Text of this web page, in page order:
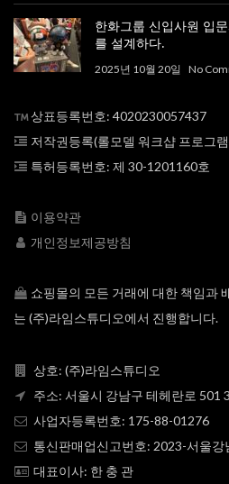
한화그룹 신입사원 입
를 설계하다.
2025년 10월 20일 No
상표등록번호: 4020230057437
저작권등록(롤모델 워크샵 프로그
특허등록번호: 제 30-1201160호
이용약관
개인정보제공방침
쇼핑몰의 모든 거래에 대한 책임과
는 (주)라임스튜디오에서 진행합니다.
상호: (주)라임스튜디오
주소: 서울시 강남구 테헤란로 501
사업자등록번호: 175-88-01276
통신판매업신고번호: 2023-서울강
대표이사: 한 충 관